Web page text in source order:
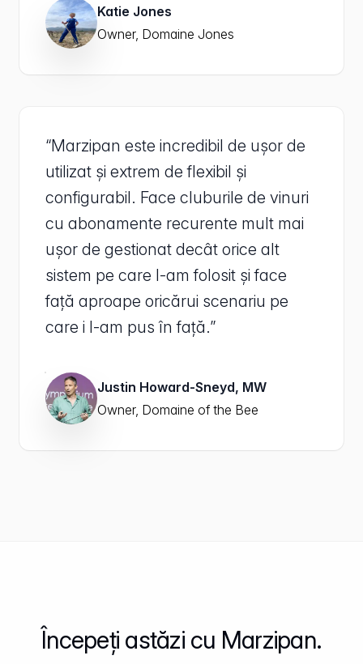
Katie Jones
Owner, Domaine Jones
“Marzipan este incredibil de ușor de
utilizat și extrem de flexibil și
configurabil. Face cluburile de vinuri
cu abonamente recurente mult mai
ușor de gestionat decât orice alt
sistem pe care l-am folosit și face
față aproape oricărui scenariu pe
care i l-am pus în față.”
Justin Howard-Sneyd, MW
Owner, Domaine of the Bee
Începeți astăzi cu Marzipan.